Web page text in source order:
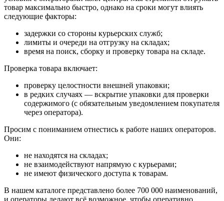
товар максимально быстро, однако на сроки могут влиять
следующие факторы:
задержки со стороны курьерских служб;
лимиты и очереди на отгрузку на складах;
время на поиск, сборку и проверку товара на складе.
Проверка товара включает:
проверку целостности внешней упаковки;
в редких случаях — вскрытие упаковки для проверки
содержимого (с обязательным уведомлением покупателя
через оператора).
Просим с пониманием отнестись к работе наших операторов.
Они:
не находятся на складах;
не взаимодействуют напрямую с курьерами;
не имеют физического доступа к товарам.
В нашем каталоге представлено более 700 000 наименований,